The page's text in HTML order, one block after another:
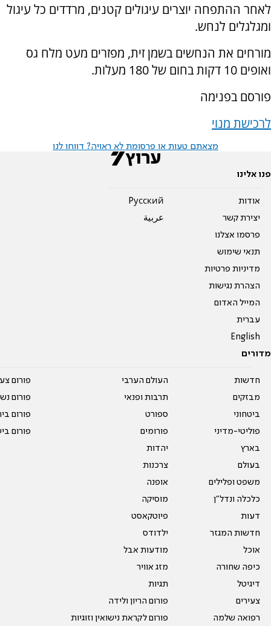
לאחר ההתפחה יוצרים עיגולים קטנים, מרדדים כל עיגול
ומגלגלים לנחש.
מורחים את הנחשים בשמן זית, מפזרים מעט מלח גס
ואופים 10 דקות בחום של 180 מעלות.
פורסם בפנימה
לרכישת מנוי
מצאתם טעות או פרסומת לא ראויה? דווחו לנו
פנו אלינו
אודות
יצירת קשר
פרסמו אצלנו
תנאי שימוש
מדיניות פרטיות
הצהרת נגישות
המייל האדום
עברית
English
Pусский
عربية
מדורים
חדשות
מבזקים
ביטחוני
פוליטי-מדיני
בארץ
בעולם
משפט ופלילים
כלכלה ונדל"ן
דעות
חדשות המגזר
אוכל
כיפה שחורה
דיגיטל
צעירים
רפואה שלמה
העולם הערבי
תרבות ופנאי
ספורט
פורומים
יהדות
צרכנות
אופנה
מוסיקה
פיוטקאסט
ילדודס
מודעות אבל
מזג אוויר
תגיות
פורום הריון ולידה
פורום לקראת נישואין וזוגיות
פורום
פורום
פורום
פורום